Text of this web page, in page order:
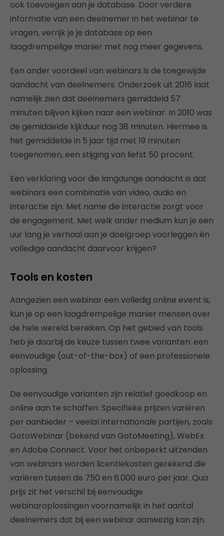
ook toevoegen aan je database. Door verdere
informatie van een deelnemer in het webinar te
vragen, verrijk je je database op een
laagdrempelige manier met nog meer gegevens.
Een ander voordeel van webinars is de toegewijde
aandacht van deelnemers. Onderzoek uit 2016 laat
namelijk zien dat deelnemers gemiddeld 57
minuten blijven kijken naar een webinar. In 2010 was
de gemiddelde kijkduur nog 38 minuten. Hiermee is
het gemiddelde in 5 jaar tijd met 19 minuten
toegenomen, een stijging van liefst 50 procent.
Een verklaring voor die langdurige aandacht is dat
webinars een combinatie van video, audio en
interactie zijn. Met name die interactie zorgt voor
de engagement. Met welk ander medium kun je een
uur lang je verhaal aan je doelgroep voorleggen én
volledige aandacht daarvoor krijgen?
Tools en kosten
Aangezien een webinar een volledig online event is,
kun je op een laagdrempelige manier mensen over
de hele wereld bereiken. Op het gebied van tools
heb je daarbij de keuze tussen twee varianten: een
eenvoudige (out-of-the-box) of een professionele
oplossing.
De eenvoudige varianten zijn relatief goedkoop en
online aan te schaffen. Specifieke prijzen variëren
per aanbieder – veelal internationale partijen, zoals
GotoWebinar (bekend van GotoMeeting), WebEx
en Adobe Connect. Voor het onbeperkt uitzenden
van webinars worden licentiekosten gerekend die
variëren tussen de 750 en 6.000 euro per jaar. Qua
prijs zit het verschil bij eenvoudige
webinaroplossingen voornamelijk in het aantal
deelnemers dat bij een webinar aanwezig kan zijn.